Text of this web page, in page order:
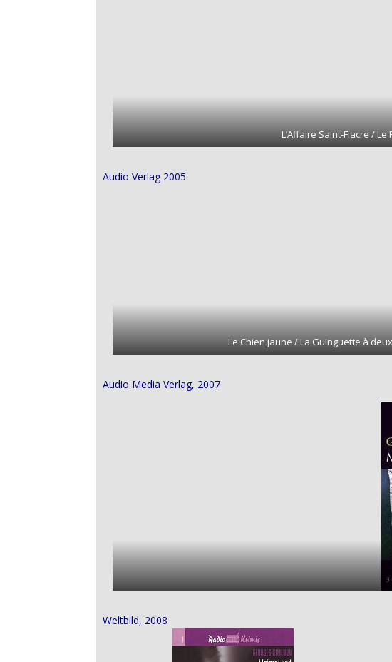
L’Affaire Saint-Fiacre /
Audio Verlag 2005
Le Chien jaune / La Guinguette à
Audio Media Verlag, 2007
Weltbild, 2008